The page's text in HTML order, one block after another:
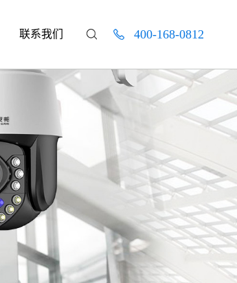
联系我们 400-168-0812